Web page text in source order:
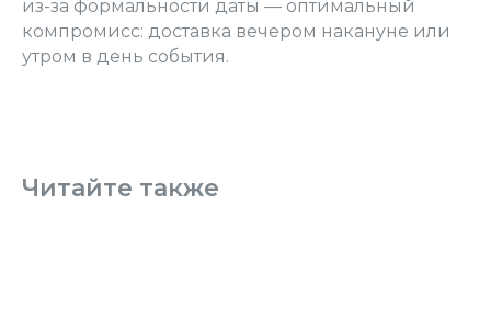
из-за формальности даты — оптимальный
компромисс: доставка вечером накануне или
утром в день события.
Читайте также